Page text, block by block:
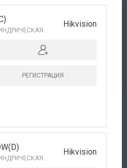
Hikvision
РЕГИСТРАЦИЯ
Hikvision